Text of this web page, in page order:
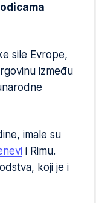
sile Evrope,
između
imale su
i Rimu.
koji je i